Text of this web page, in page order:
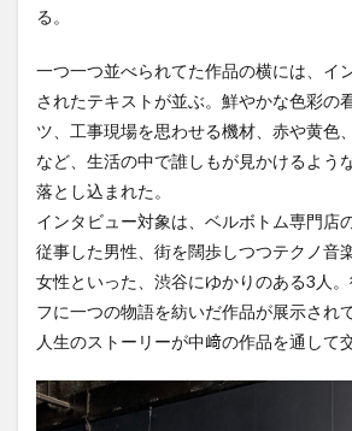
3月31日
（日）まで
開催中。今
回はその会
場をレポー
トする。
る。
一つ一つ並べられてた作品の横には、イ
されたテキストが並ぶ。鮮やかな色彩の
ツ、工事現場を思わせる機材、赤や黄色
など、生活の中で誰しもが見かけるよう
落とし込まれた。
インタビュー対象は、ベルボトム専門店
従事した男性、街を闊歩しつつテクノ音
女性といった、渋谷にゆかりのある3人
フに一つの物語を紡いだ作品が展示され
人生のストーリーが中﨑の作品を通して